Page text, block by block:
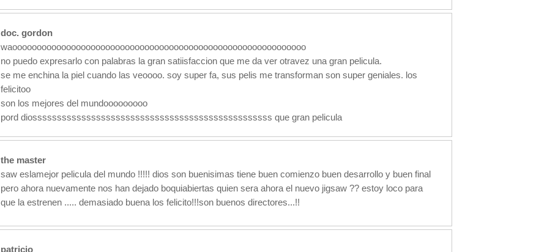
doc. gordon
waoooooooooooooooooooooooooooooooooooooooooooooooooooooooooooo
no puedo expresarlo con palabras la gran satiisfaccion que me da ver otravez una gran pelicula.
se me enchina la piel cuando las veoooo. soy super fa, sus pelis me transforman son super geniales. los
felicitoo
son los mejores del mundooooooooo
pord diosssssssssssssssssssssssssssssssssssssssssssssssss que gran pelicula
the master
saw eslamejor pelicula del mundo !!!!! dios son buenisimas tiene buen comienzo buen desarrollo y buen final
pero ahora nuevamente nos han dejado boquiabiertas quien sera ahora el nuevo jigsaw ?? estoy loco para
que la estrenen ..... demasiado buena los felicito!!!son buenos directores...!!
patricio